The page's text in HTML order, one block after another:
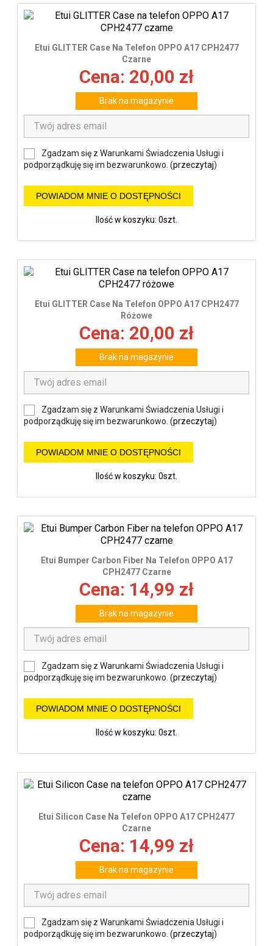
Etui GLITTER Case Na Telefon OPPO A17 CPH2477
Czarne
Cena: 20,00 zł
Brak na magazynie
Zgadzam się z Warunkami Świadczenia Usługi i
podporządkuję się im bezwarunkowo. (przeczytaj)
POWIADOM MNIE O DOSTĘPNOŚCI
Ilość w koszyku: 0szt.
Etui GLITTER Case Na Telefon OPPO A17 CPH2477
Różowe
Cena: 20,00 zł
Brak na magazynie
Zgadzam się z Warunkami Świadczenia Usługi i
podporządkuję się im bezwarunkowo. (przeczytaj)
POWIADOM MNIE O DOSTĘPNOŚCI
Ilość w koszyku: 0szt.
Etui Bumper Carbon Fiber Na Telefon OPPO A17
CPH2477 Czarne
Cena: 14,99 zł
Brak na magazynie
Zgadzam się z Warunkami Świadczenia Usługi i
podporządkuję się im bezwarunkowo. (przeczytaj)
POWIADOM MNIE O DOSTĘPNOŚCI
Ilość w koszyku: 0szt.
Etui Silicon Case Na Telefon OPPO A17 CPH2477
Czarne
Cena: 14,99 zł
Brak na magazynie
Zgadzam się z Warunkami Świadczenia Usługi i
podporządkuję się im bezwarunkowo. (przeczytaj)